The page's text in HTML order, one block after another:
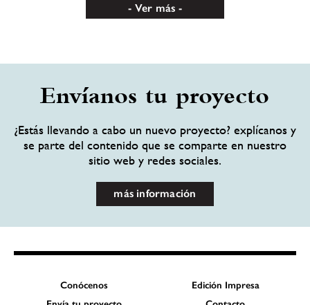
Ver más
Envíanos tu proyecto
¿Estás llevando a cabo un nuevo proyecto? explícanos y
se parte del contenido que se comparte en nuestro
sitio web y redes sociales.
más información
Conócenos
Edición Impresa